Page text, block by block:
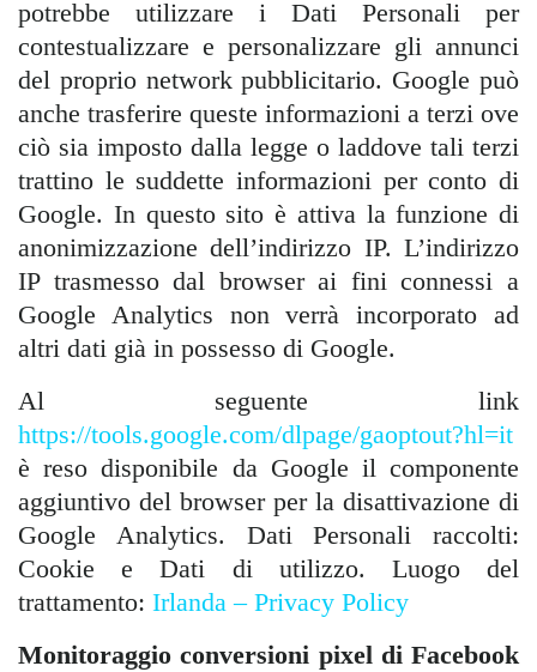
potrebbe utilizzare i Dati Personali per
contestualizzare e personalizzare gli annunci
del proprio network pubblicitario. Google può
anche trasferire queste informazioni a terzi ove
ciò sia imposto dalla legge o laddove tali terzi
trattino le suddette informazioni per conto di
Google. In questo sito è attiva la funzione di
anonimizzazione dell’indirizzo IP. L’indirizzo
IP trasmesso dal browser ai fini connessi a
Google Analytics non verrà incorporato ad
altri dati già in possesso di Google.
Al seguente link
https://tools.google.com/dlpage/gaoptout?hl=it
è reso disponibile da Google il componente
aggiuntivo del browser per la disattivazione di
Google Analytics. Dati Personali raccolti:
Cookie e Dati di utilizzo. Luogo del
trattamento: Irlanda – Privacy Policy
Monitoraggio conversioni pixel di Facebook